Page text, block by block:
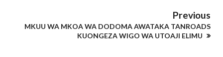
Previous
MKUU WA MKOA WA DODOMA AWATAKA TANROADS
KUONGEZA WIGO WA UTOAJI ELIMU